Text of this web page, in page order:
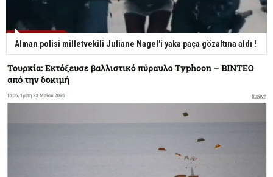
Alman polisi milletvekili Juliane Nagel'i yaka paça gözaltına aldı !